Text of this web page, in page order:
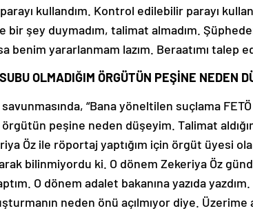
kullandım. Kontrol edilebilir parayı
bir şey duymadım, talimat almadım.
benim yararlanmam lazım. Beraatımı talep
OLMADIĞIM ÖRGÜTÜN PEŞİNE NEDEN
savunmasında, “Bana yöneltilen suçlama
örgütün peşine neden düşeyim. Talimat
Öz ile röportaj yaptığım için örgüt üyesi
bilinmiyordu ki. O dönem Zekeriya Öz
O dönem adalet bakanına yazıda
neden önü açılmıyor diye. Üzerime